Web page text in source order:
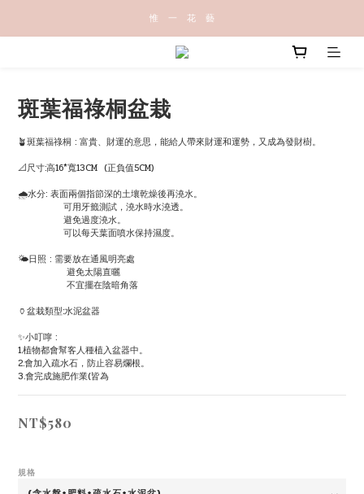
惟   一   花   藝
斑葉福祿桐盆栽
🪴斑葉福祿桐 : 富貴、財運的意思，能給人帶來財運和運勢，又成為發財樹。
📐尺寸:高16*寬13CM  (正負值5CM)
🌧水分: 表面兩個指節深的土壤乾燥後再澆水。
              可用牙籤測試，澆水時水澆透。
              避免過度澆水。
              可以每天葉面噴水保持濕度。
🌤日照 : 需要放在通風明亮處
               避免太陽直曬
               不宜擺在陰暗角落
🏺盆栽類型:水泥盆器
✨小叮嚀 :
1.植物都會幫客人種植入盆器中。
2.會加入疏水石，防止容易爛根。
3.會完成施肥作業(皆為
NT$580
規格